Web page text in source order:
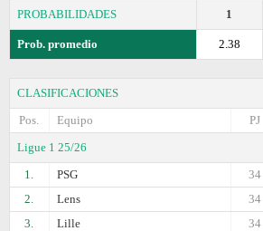
PROBABILIDADES 1
Prob. promedio 2.38
CLASIFICACIONES
Pos.
Equipo
PJ
Ligue 1 25/26
1.
PSG
34
2.
Lens
34
3.
Lille
34